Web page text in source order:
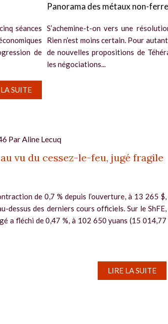
séances
de
SUITE
Panorama des métaux non-
S’achemine-t-on vers une
Rien n’est moins certain. Pour
de nouvelles propositions de
les négociations...
Par Aline Lecuq
vu du cessez-le-feu, jugé fragile
de 0,7 % depuis l’ouverture, à 13 265 $,
dessus des derniers cours officiels. Sur le ShFE,
a fléchi de 0,47 %, à 102 650 yuans (15 014,77
LIRE LA SUITE